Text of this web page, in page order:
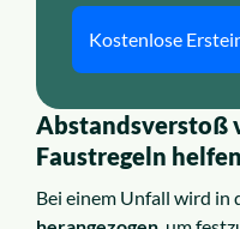
Kostenlose
Abstandsverstoß
Faustregeln
Bei einem Unfall wird in